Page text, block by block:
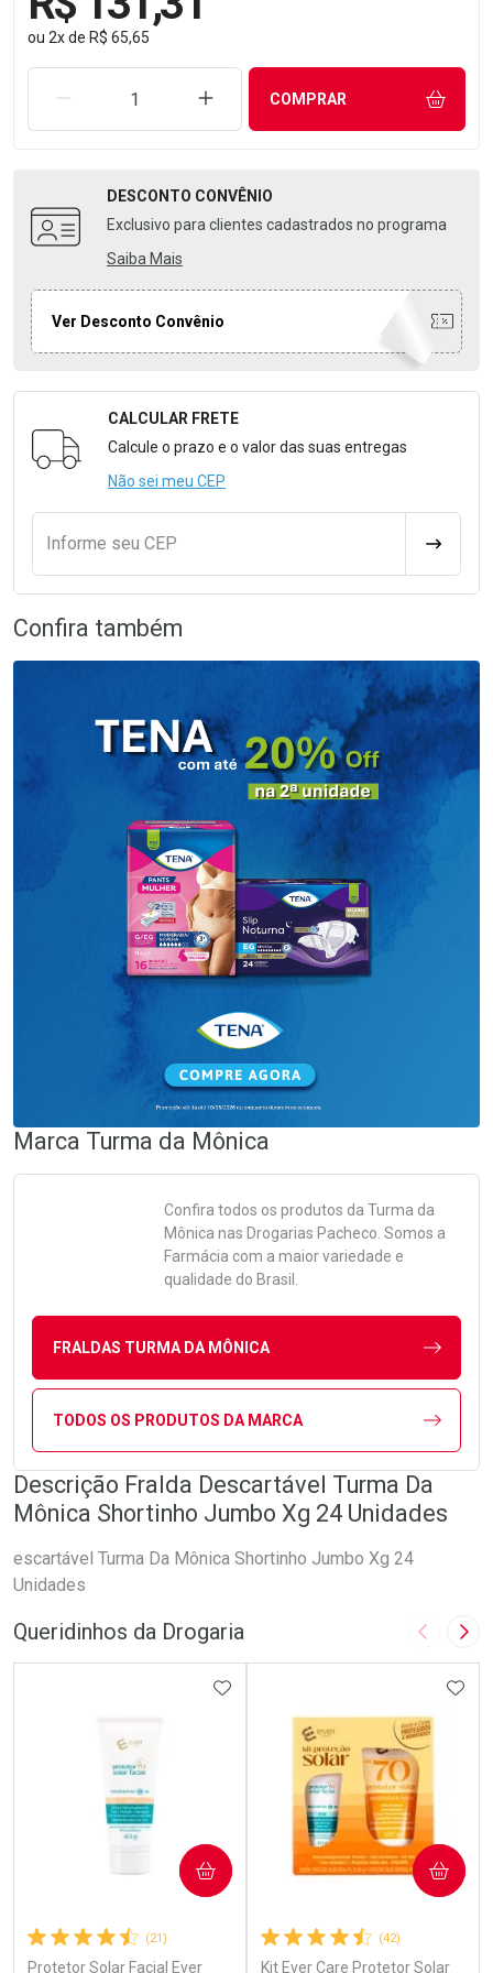
ou 2xde R$ 65,65
REMOVER UMA UNIDADEAUMENTAR UMA UNIDADE
COMPRAR
DESCONTO CONVÊNIO
Exclusivo para clientes cadastrados no programa
Saiba Mais
Ver Desconto Convênio
Formulário para Calcular o Frete
CALCULAR FRETE
Calcule o prazo e o valor das suas entregas
Não sei meu CEP
Informe seu CEP
Confira também
Marca Turma da Mônica
Confira todos os produtos da Turma da
Mônica nas Drogarias Pacheco. Somos a
Farmácia com a maior variedade e
qualidade do Brasil.
FRALDAS TURMA DA MÔNICA
TODOS OS PRODUTOS DA MARCA
Descrição Fralda Descartável Turma Da
Mônica Shortinho Jumbo Xg 24 Unidades
escartável Turma Da Mônica Shortinho Jumbo Xg 24
Unidades
Queridinhos da Drogaria Imagem
(21)
Protetor Solar Facial Ever
ADICIONAR AOS FAVORITOS
COMPRAR
(42)
Kit Ever Care Protetor Solar
COMPRAR